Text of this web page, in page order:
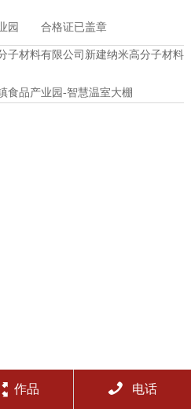
业园 合格证已盖章
子材料有限公司新建纳米高分子材料
食品产业园-智慧温室大棚
作品  电话